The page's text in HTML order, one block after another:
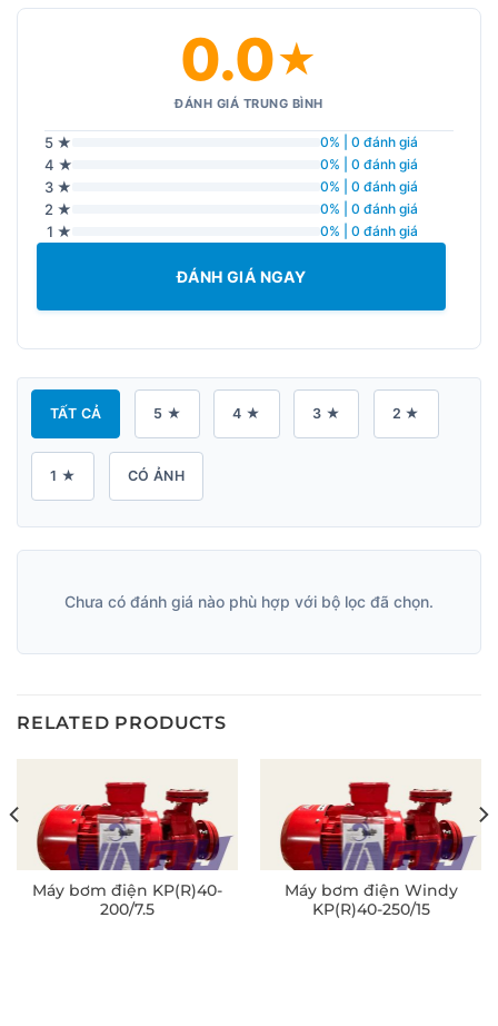
0.0★
ĐÁNH GIÁ TRUNG BÌNH
5 ★ 0% | 0 đánh giá
4 ★ 0% | 0 đánh giá
3 ★ 0% | 0 đánh giá
2 ★ 0% | 0 đánh giá
1 ★ 0% | 0 đánh giá
ĐÁNH GIÁ NGAY
TẤT CẢ 5 ★ 4 ★ 3 ★ 2 ★
1 ★ CÓ ẢNH
Chưa có đánh giá nào phù hợp với bộ lọc đã chọn.
RELATED PRODUCTS
Máy bơm điện KP(R)40-
200/7.5
Máy bơm điện Windy
KP(R)40-250/15